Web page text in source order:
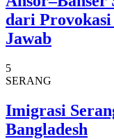
dari
Jawab
5
SERANG
Imigrasi
Bangladesh